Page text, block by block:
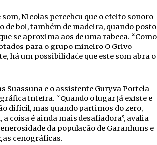
Nicolas percebeu que o efeito sonoro
de boi, também de madeira, quando posto
se aproxima aos de uma rabeca. “Como
para o grupo mineiro O Grivo
há um possibilidade que este som abra o
Suassuna e o assistente Guryva Portela
inteira. “Quando o lugar já existe e
difícil, mas quando partimos do zero,
a coisa é ainda mais desafiadora”, avalia
da população de Garanhuns e
cenográficas.